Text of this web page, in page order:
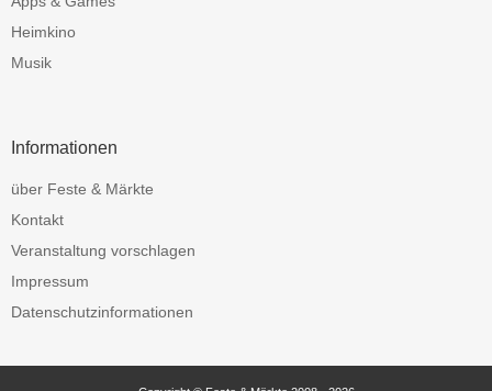
Heimkino
Musik
Informationen
über Feste & Märkte
Kontakt
Veranstaltung vorschlagen
Impressum
Datenschutzinformationen